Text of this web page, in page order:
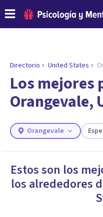
ENCONTRAR MI
¿Necesitas
psicólogo
Responde a unas
necesidades.
Directorio United States
Los mejores
Orangevale,
Orangevale
Estos son los
los alrededores